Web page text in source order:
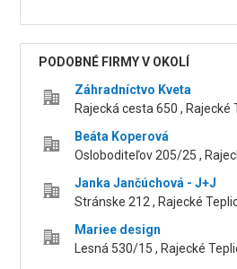
PODOBNÉ FIRMY V OKOLÍ
Záhradníctvo Kveta
Rajecká cesta 650 , Rajecké
Beáta Koperová
Osloboditeľov 205/25 ,
Janka Jančúchová - J+J
Stránske 212 , Rajecké
Mariee design
Lesná 530/15 , Rajecké